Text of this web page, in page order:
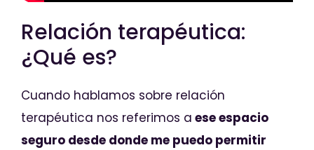
Relación terapéutica:
¿Qué es?
Cuando hablamos sobre relación
terapéutica nos referimos a ese espacio
seguro desde donde me puedo permitir